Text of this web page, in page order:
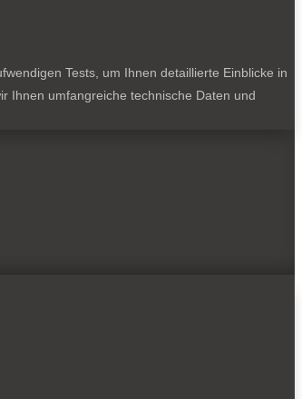
Tests, um Ihnen detaillierte Einblicke in
Ihnen umfangreiche technische Daten und